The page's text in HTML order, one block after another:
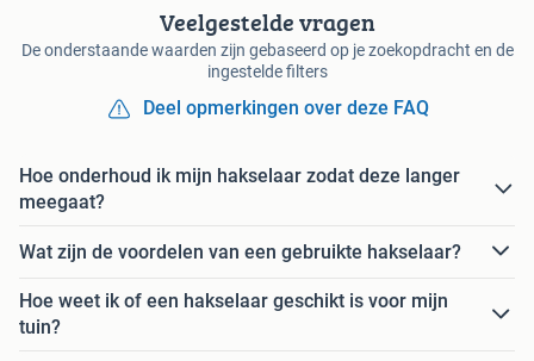
Veelgestelde vragen
De onderstaande waarden zijn gebaseerd op je zoekopdracht en de
ingestelde filters
Deel opmerkingen over deze FAQ
Hoe onderhoud ik mijn hakselaar zodat deze langer
meegaat?
Wat zijn de voordelen van een gebruikte hakselaar?
Hoe weet ik of een hakselaar geschikt is voor mijn
tuin?